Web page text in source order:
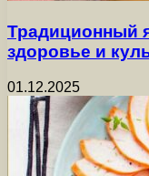
Традиционный
здоровье и
01.12.2025